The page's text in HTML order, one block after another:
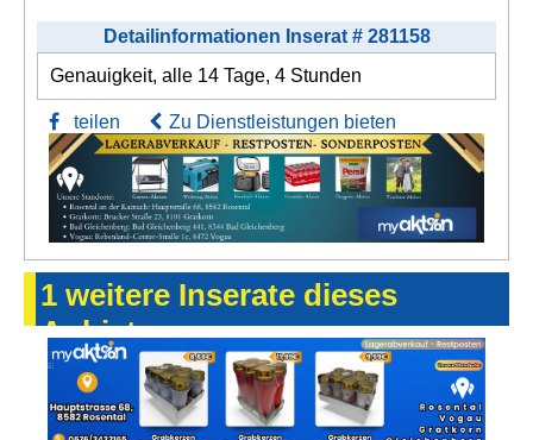
Detailinformationen Inserat # 281158
Genauigkeit, alle 14 Tage, 4 Stunden
teilen Zu Dienstleistungen bieten
1 weitere Inserate dieses
Anbieters